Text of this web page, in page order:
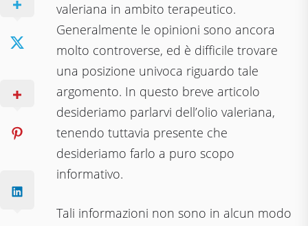
valeriana in ambito terapeutico.
Generalmente le opinioni sono ancora
molto controverse, ed è difficile trovare
una posizione univoca riguardo tale
argomento. In questo breve articolo
desideriamo parlarvi dell’olio valeriana,
tenendo tuttavia presente che
desideriamo farlo a puro scopo
informativo.
Tali informazioni non sono in alcun modo